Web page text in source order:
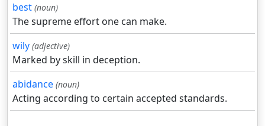
best (noun)
The supreme effort one can make.
wily (adjective)
Marked by skill in deception.
abidance (noun)
Acting according to certain accepted standards.